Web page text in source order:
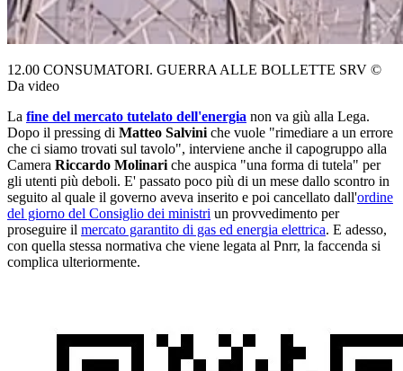
12.00 CONSUMATORI. GUERRA ALLE BOLLETTE SRV ©
Da video
La fine del mercato tutelato dell'energia non va giù alla Lega.
Dopo il pressing di Matteo Salvini che vuole "rimediare a un errore
che ci siamo trovati sul tavolo", interviene anche il capogruppo alla
Camera Riccardo Molinari che auspica "una forma di tutela" per
gli utenti più deboli. E' passato poco più di un mese dallo scontro in
seguito al quale il governo aveva inserito e poi cancellato dall'ordine
del giorno del Consiglio dei ministri un provvedimento per
proseguire il mercato garantito di gas ed energia elettrica. E adesso,
con quella stessa normativa che viene legata al Pnrr, la faccenda si
complica ulteriormente.